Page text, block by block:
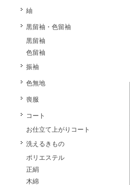
紬
黒留袖・色留袖
黒留袖
色留袖
振袖
色無地
喪服
コート
お仕立て上がりコート
洗えるきもの
ポリエステル
正絹
木綿